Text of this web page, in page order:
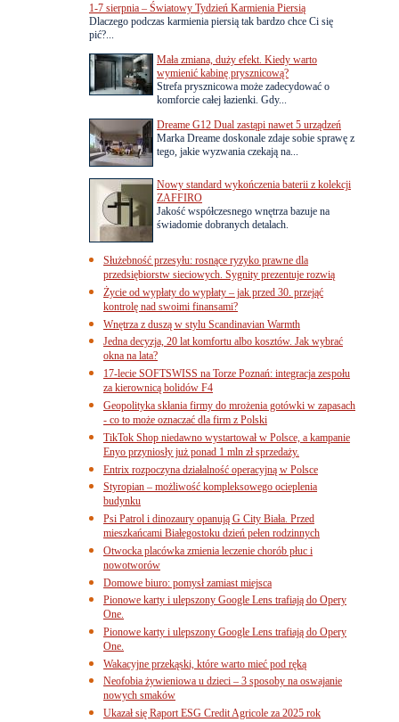
1-7 sierpnia – Światowy Tydzień Karmienia Piersią
Dlaczego podczas karmienia piersią tak bardzo chce Ci się
pić?...
Mała zmiana, duży efekt. Kiedy warto
wymienić kabinę prysznicową?
Strefa prysznicowa może zadecydować o
komforcie całej łazienki. Gdy...
Dreame G12 Dual zastąpi nawet 5 urządzeń
Marka Dreame doskonale zdaje sobie sprawę z
tego, jakie wyzwania czekają na...
Nowy standard wykończenia baterii z kolekcji
ZAFFIRO
Jakość współczesnego wnętrza bazuje na
świadomie dobranych detalach.
Służebność przesyłu: rosnące ryzyko prawne dla
przedsiębiorstw sieciowych. Sygnity prezentuje rozwią
Życie od wypłaty do wypłaty – jak przed 30. przejąć
kontrolę nad swoimi finansami?
Wnętrza z duszą w stylu Scandinavian Warmth
Jedna decyzja, 20 lat komfortu albo kosztów. Jak wybrać
okna na lata?
17-lecie SOFTSWISS na Torze Poznań: integracja zespołu
za kierownicą bolidów F4
Geopolityka skłania firmy do mrożenia gotówki w zapasach
- co to może oznaczać dla firm z Polski
TikTok Shop niedawno wystartował w Polsce, a kampanie
Enyo przyniosły już ponad 1 mln zł sprzedaży.
Entrix rozpoczyna działalność operacyjną w Polsce
Styropian – możliwość kompleksowego ocieplenia
budynku
Psi Patrol i dinozaury opanują G City Biała. Przed
mieszkańcami Białegostoku dzień pełen rodzinnych
Otwocka placówka zmienia leczenie chorób płuc i
nowotworów
Domowe biuro: pomysł zamiast miejsca
Pionowe karty i ulepszony Google Lens trafiają do Opery
One.
Pionowe karty i ulepszony Google Lens trafiają do Opery
One.
Wakacyjne przekąski, które warto mieć pod ręką
Neofobia żywieniowa u dzieci – 3 sposoby na oswajanie
nowych smaków
Ukazał się Raport ESG Credit Agricole za 2025 rok